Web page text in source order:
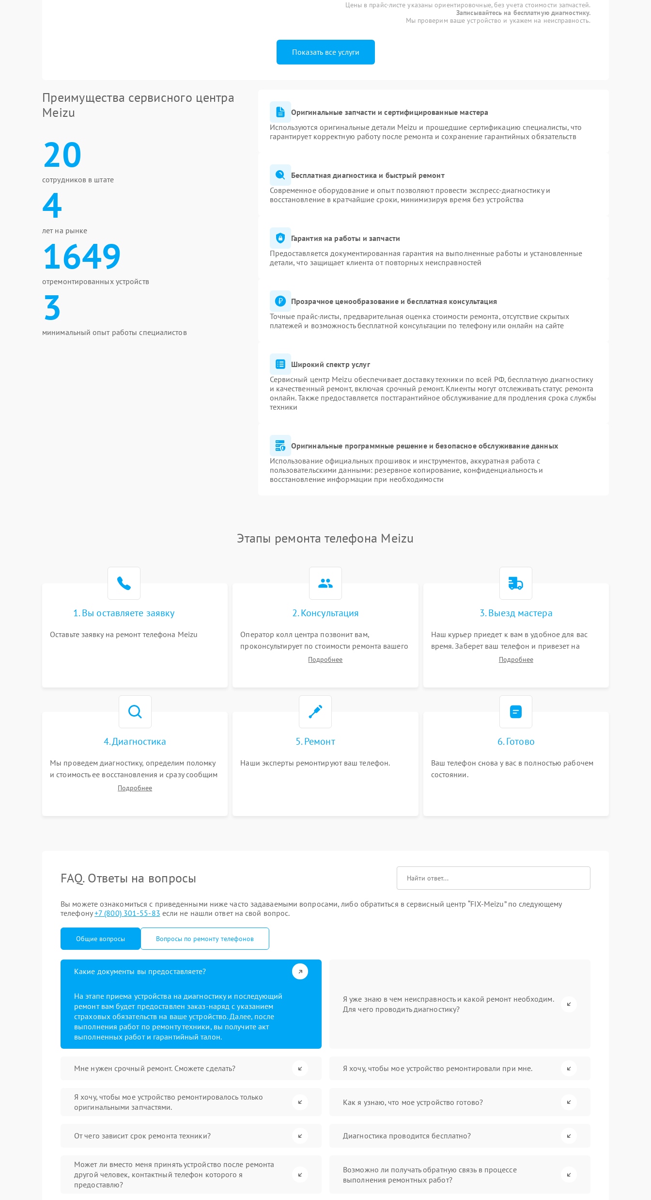
Цены в прайс-листе указаны ориентировочные, без учета стоимости запчастей.
Записывайтесь на бесплатную диагностику.
Мы проверим ваше устройство и укажем на неисправность.
Показать все услуги
Преимущества сервисного центра
Meizu
20
сотрудников в штате
4
лет на рынке
1649
отремонтированных устройств
3
минимальный опыт работы специалистов
Оригинальные запчасти и сертифицированные мастера
Используются оригинальные детали Meizu и прошедшие сертификацию специалисты, что
гарантирует корректную работу после ремонта и сохранение гарантийных обязательств
Бесплатная диагностика и быстрый ремонт
Современное оборудование и опыт позволяют провести экспресс-диагностику и
восстановление в кратчайшие сроки, минимизируя время без устройства
Гарантия на работы и запчасти
Предоставляется документированная гарантия на выполненные работы и установленные
детали, что защищает клиента от повторных неисправностей
Прозрачное ценообразование и бесплатная консультация
Точные прайс-листы, предварительная оценка стоимости ремонта, отсутствие скрытых
платежей и возможность бесплатной консультации по телефону или онлайн на сайте
Широкий спектр услуг
Сервисный центр Meizu обеспечивает доставку техники по всей РФ, бесплатную диагностику
и качественный ремонт, включая срочный ремонт. Клиенты могут отслеживать статус ремонта
онлайн. Также предоставляется постгарантийное обслуживание для продления срока службы
техники
Оригинальные программные решение и безопасное обслуживание данных
Использование официальных прошивок и инструментов, аккуратная работа с
пользовательскими данными: резервное копирование, конфиденциальность и
восстановление информации при необходимости
Этапы ремонта телефона Meizu
1. Вы оставляете заявку
Оставьте заявку на ремонт телефона Meizu
2. Консультация
Оператор колл центра позвонит вам,
проконсультирует по стоимости ремонта вашего
телефона а также ответит на все ваши вопросы.
Подробнее
3. Выезд мастера
Наш курьер приедет к вам в удобное для вас
время. Заберет ваш телефон и привезет на
склад для диагностики.Подробнее
4. Диагностика
Мы проведем диагностику, определим поломку
и стоимость ее восстановления и сразу сообщим
вам о сроках ее ремонта.
Подробнее
5. Ремонт
Наши эксперты ремонтируют ваш телефон.
6. Готово
Ваш телефон снова у вас в полностью рабочем
состоянии.
FAQ. Ответы на вопросы
Вы можете ознакомиться с приведенными ниже часто задаваемыми вопросами, либо обратиться в сервисный центр “FIX-Meizu” по следующему
телефону+7 (800) 301-55-83 если не нашли ответ на свой вопрос.
Общие вопросы Вопросы по ремонту телефонов
Какие документы вы предоставляете?
На этапе приема устройства на диагностику и последующий
ремонт вам будет предоставлен заказ-наряд с указанием
страховых обязательств на ваше устройство. Далее, после
выполнения работ по ремонту техники, вы получите акт
выполненных работ и гарантийный талон.
Я уже знаю в чем неисправность и какой ремонт необходим.
Для чего проводить диагностику?
Мне нужен срочный ремонт. Сможете сделать? Я хочу, чтобы мое устройство ремонтировали при мне.
Я хочу, чтобы мое устройство ремонтировалось только
оригинальными запчастями.
Как я узнаю, что мое устройство готово?
От чего зависит срок ремонта техники? Диагностика проводится бесплатно?
Может ли вместо меня принять устройство после ремонта
другой человек, контактный телефон которого я
предоставлю?
Возможно ли получать обратную связь в процессе
выполнения ремонтных работ?